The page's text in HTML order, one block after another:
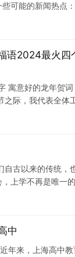
可能的新闻热点
语2024最火四
寓意好的龙年贺词
之际，我代表全体
自古以来的传统，
上学不再是唯一
中
年来，上海高中